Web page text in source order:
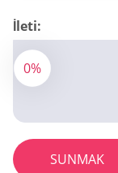
0%
İleti:
SUNMAK